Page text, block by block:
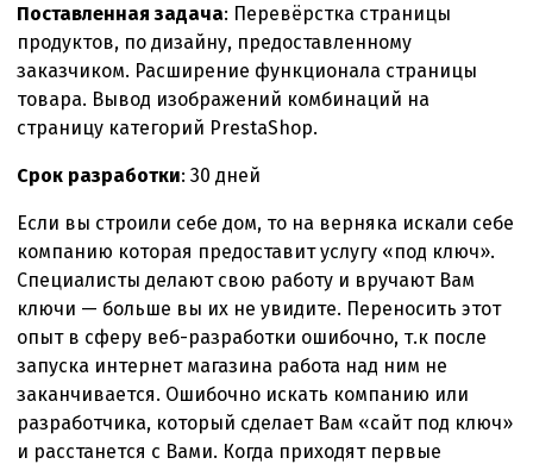
Поставленная задача: Перевёрстка страницы
продуктов, по дизайну, предоставленному
заказчиком. Расширение функционала страницы
товара. Вывод изображений комбинаций на
страницу категорий PrestaShop.
Срок разработки: 30 дней
Если вы строили себе дом, то на верняка искали себе
компанию которая предоставит услугу «под ключ».
Специалисты делают свою работу и вручают Вам
ключи — больше вы их не увидите. Переносить этот
опыт в сферу веб-разработки ошибочно, т.к после
запуска интернет магазина работа над ним не
заканчивается. Ошибочно искать компанию или
разработчика, который сделает Вам «сайт под ключ»
и расстанется c Вами. Когда приходят первые